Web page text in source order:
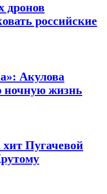
дронов
российские
Акулова
ночную жизнь
Пугачевой